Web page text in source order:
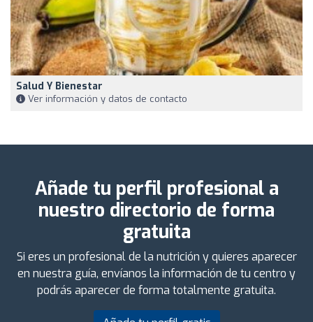
Salud Y Bienestar
Ver información y datos de contacto
Añade tu perfil profesional a
nuestro directorio de forma
gratuita
Si eres un profesional de la nutrición y quieres aparecer
en nuestra guía, envíanos la información de tu centro y
podrás aparecer de forma totalmente gratuita.